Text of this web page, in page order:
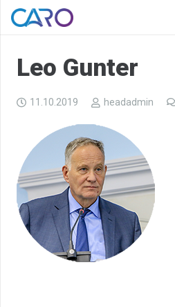
Leo Gunter
11.10.2019 headadmin